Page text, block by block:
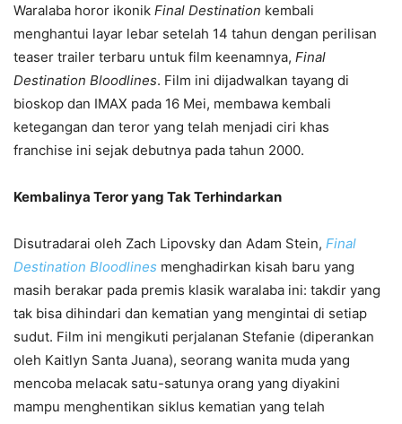
Waralaba horor ikonik Final Destination kembali
menghantui layar lebar setelah 14 tahun dengan perilisan
teaser trailer terbaru untuk film keenamnya, Final
Destination Bloodlines. Film ini dijadwalkan tayang di
bioskop dan IMAX pada 16 Mei, membawa kembali
ketegangan dan teror yang telah menjadi ciri khas
franchise ini sejak debutnya pada tahun 2000.
Kembalinya Teror yang Tak Terhindarkan
Disutradarai oleh Zach Lipovsky dan Adam Stein, Final
Destination Bloodlines menghadirkan kisah baru yang
masih berakar pada premis klasik waralaba ini: takdir yang
tak bisa dihindari dan kematian yang mengintai di setiap
sudut. Film ini mengikuti perjalanan Stefanie (diperankan
oleh Kaitlyn Santa Juana), seorang wanita muda yang
mencoba melacak satu-satunya orang yang diyakini
mampu menghentikan siklus kematian yang telah